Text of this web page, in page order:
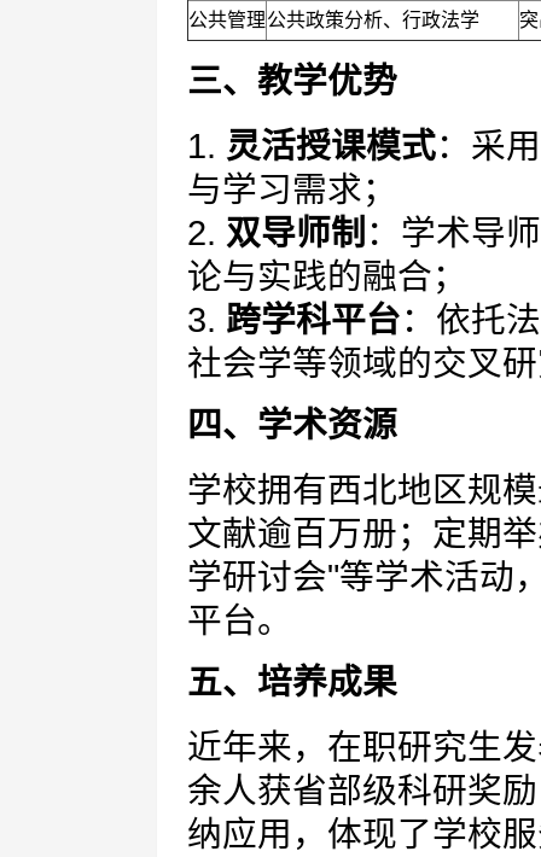
公共管理公共政策分析、行政法学
三、教学优势
1. 灵活授课模式：采
与学习需求；
2. 双导师制 ：学术导
论与实践的融合；
3. 跨学科平台：依托
社会学等领域的交叉
四、学术资源
学校拥有西北地区规
文献逾百万册；定期
学研讨会"等学术活动
平台。
五、培养成果
近年来，在职研究生
余人获省部级科研奖
纳应用，体现了学校